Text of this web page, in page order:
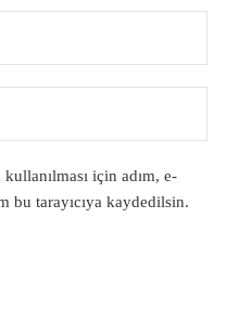
için adım, e-
bu tarayıcıya kaydedilsin.